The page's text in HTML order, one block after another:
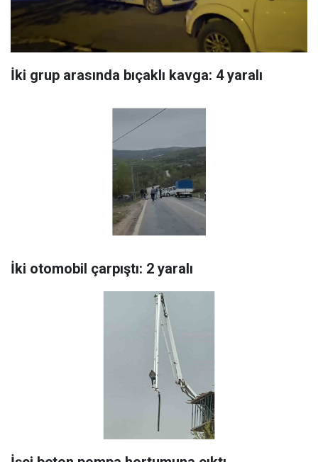
İki grup arasında bıçaklı kavga: 4 yaralı
İki otomobil çarpıştı: 2 yaralı